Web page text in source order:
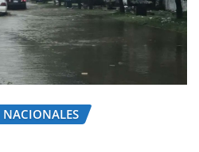
NACIONALES